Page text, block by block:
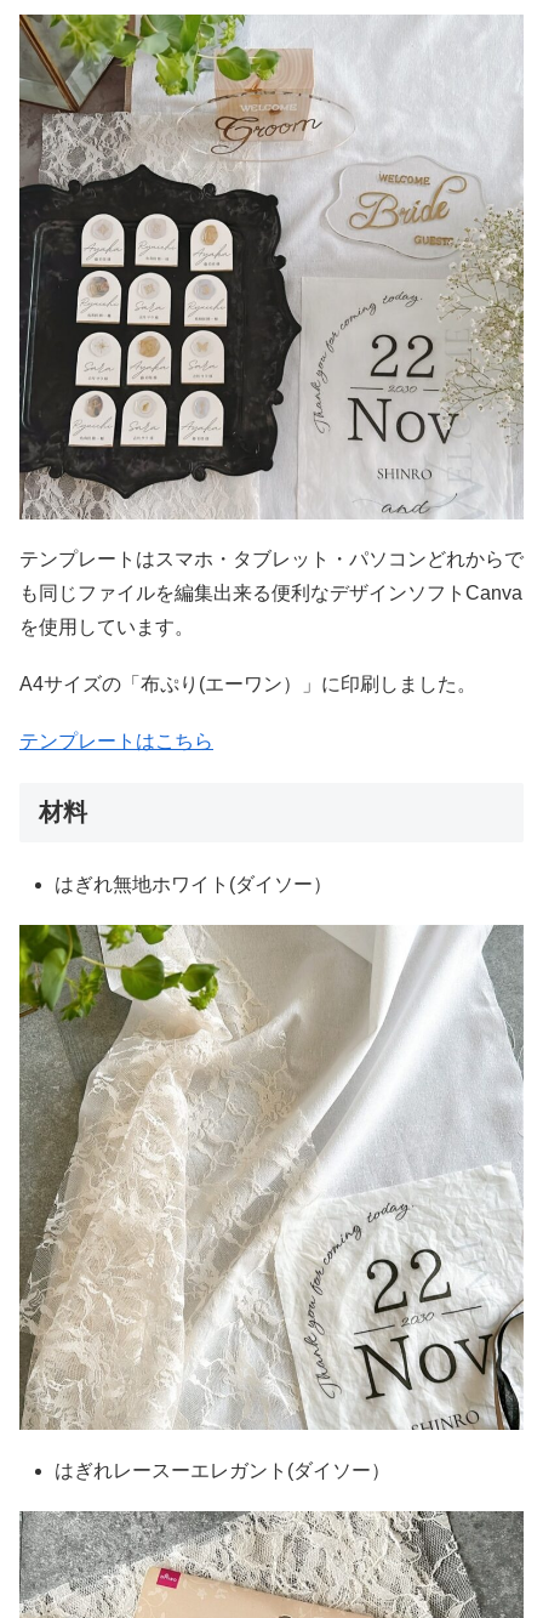
テンプレートはスマホ・タブレット・パソコンどれからで
も同じファイルを編集出来る便利なデザインソフトCanva
を使用しています。
A4サイズの「布ぷり(エーワン）」に印刷しました。
テンプレートはこちら
材料
はぎれ無地ホワイト(ダイソー）
はぎれレースーエレガント(ダイソー）